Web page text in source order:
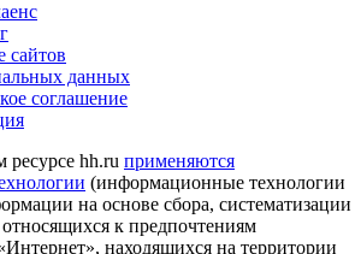
сайтов
данных
соглашение
hh.ru применяются
(информационные технологии
на основе сбора, систематизации
к предпочтениям
находящихся на территории